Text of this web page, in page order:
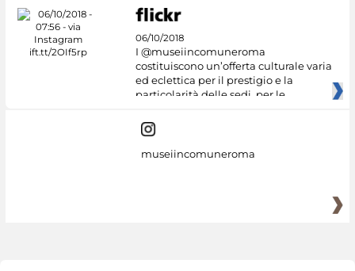
06/10/2018
I @museiincomuneroma
costituiscono un’offerta culturale varia
ed eclettica per il prestigio e la
particolarità delle sedi, per le
museiincomuneroma